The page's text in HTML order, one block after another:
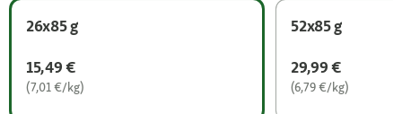
26x85 g
15,49 €
(7,01 €/kg)
52x85 g
29,99 €
(6,79 €/kg)